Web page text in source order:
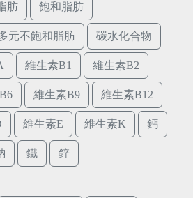
肪 飽和脂肪
元不飽和脂肪 碳水化合物
維生素B1 維生素B2
維生素B9 維生素B12
維生素E 維生素K 鈣
鐵 鋅